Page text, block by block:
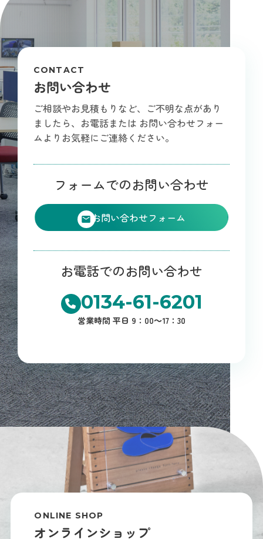
CONTACT
お問い合わせ
ご相談やお見積もりなど、ご不明な点があり
ましたら、お電話または お問い合わせフォー
ムよりお気軽にご連絡ください。
フォームでのお問い合わせ
お問い合わせフォーム
お電話でのお問い合わせ
0134-61-6201
営業時間 平日 9：00～17：30
ONLINE SHOP
オンラインショップ